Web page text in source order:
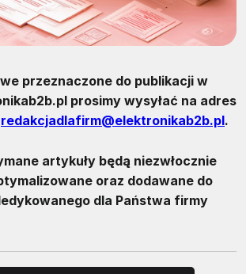
przeznaczone do publikacji w
prosimy wysyłać na adres
redakcjadlafirm@elektronikab2b.pl.
artykuły będą niezwłocznie
oraz dodawane do
dla Państwa firmy